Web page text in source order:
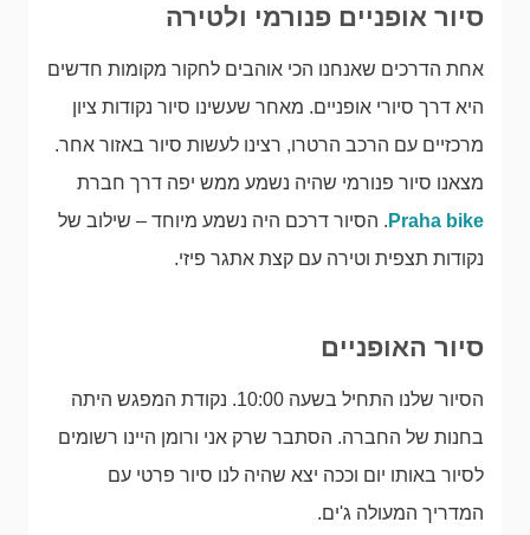
סיור אופניים פנורמי ולטירה
אחת הדרכים שאנחנו הכי אוהבים לחקור מקומות חדשים
היא דרך סיורי אופניים. מאחר שעשינו סיור נקודות ציון
מרכזיים עם הרכב הרטרו, רצינו לעשות סיור באזור אחר.
מצאנו סיור פנורמי שהיה נשמע ממש יפה דרך חברת
Praha bike . הסיור דרכם היה נשמע מיוחד – שילוב של
נקודות תצפית וטירה עם קצת אתגר פיזי.
סיור האופניים
הסיור שלנו התחיל בשעה 10:00. נקודת המפגש היתה
בחנות של החברה. הסתבר שרק אני ורומן היינו רשומים
לסיור באותו יום וככה יצא שהיה לנו סיור פרטי עם
המדריך המעולה ג'ים.